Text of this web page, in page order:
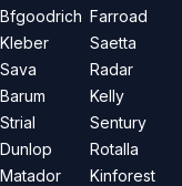
Bfgoodrich
Kleber
Sava
Barum
Strial
Dunlop
Matador
Farroad
Saetta
Radar
Kelly
Sentury
Rotalla
Kinforest